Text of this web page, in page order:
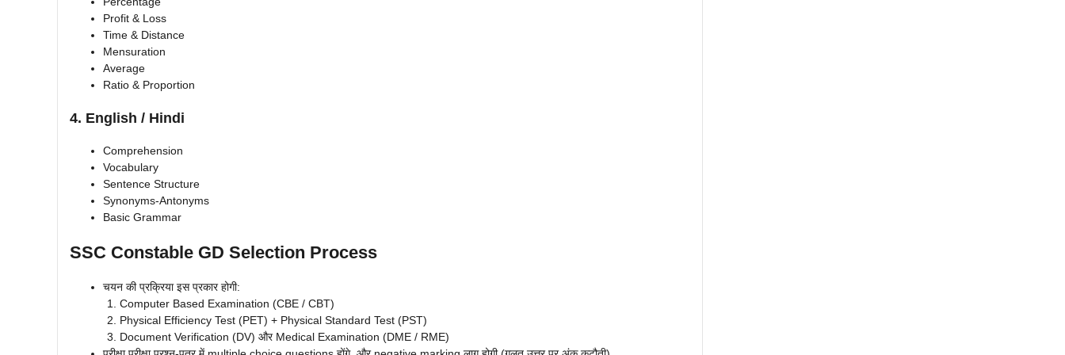
Profit & Loss
Time & Distance
Mensuration
Average
Ratio & Proportion
4. English / Hindi
Comprehension
Vocabulary
Sentence Structure
Synonyms-Antonyms
Basic Grammar
SSC Constable GD Selection Process
चयन की प्रक्रिया इस प्रकार होगी:
Computer Based Examination (CBE / CBT)
Physical Efficiency Test (PET) + Physical Standard Test (PST)
Document Verification (DV) और Medical Examination (DME / RME)